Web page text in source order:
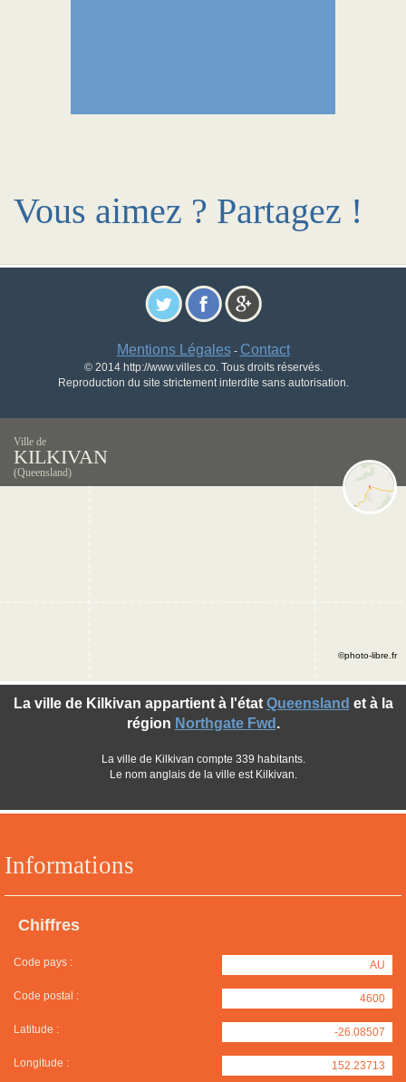
Vous aimez ? Partagez !
Mentions Légales- Contact
© 2014 http://www.villes.co. Tous droits réservés.
Reproduction du site strictement interdite sans autorisation.
Ville de
KILKIVAN
(Queensland)
Informations
Chiffres
Code pays : AU
Code postal : 4600
Latitude : -26.08507
Longitude : 152.23713
La ville de Kilkivan appartient à l'état Queensland et à la
région Northgate Fwd .
La ville de Kilkivan compte 339 habitants.
Le nom anglais de la ville est Kilkivan.
©photo-libre.fr